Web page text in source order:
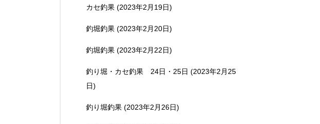
カセ釣果 (2023年2月19日)
釣堀釣果 (2023年2月20日)
釣堀釣果 (2023年2月22日)
釣り堀・カセ釣果 24日・25日 (2023年2月25
日)
釣り堀釣果 (2023年2月26日)